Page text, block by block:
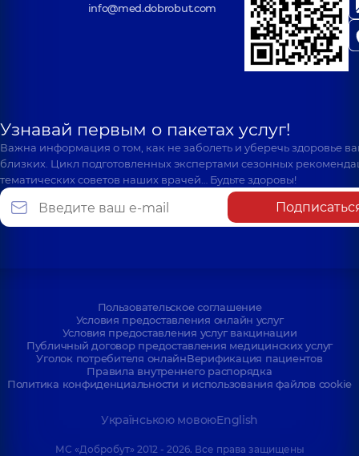
info@med.dobrobut.com
Узнавай первым о пакетах услуг!
Важна информация о том, как не заболеть и уберечь здоровье
близких. Цикл подготовленных экспертами сезонных
тематических советов наших врачей… Будьте здоровы!
Пользовательское соглашение
Условия предоставления онлайн услуг
Условия предоставления услуг вакцинации
Публичный договор предоставления медицинских услуг
Уголок потребителя онлайнВерификация пациентов
Правила внутреннего распорядка
Политика конфиденциальности и использования файлов cookie
Українською мовоюEnglish
МС «Добробут» 2012 - 2026. Все права защищены